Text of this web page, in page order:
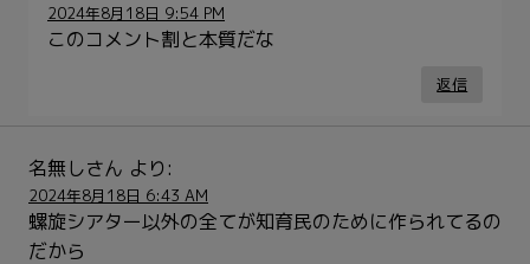
2024年8月18日 9:54 PM
このコメント割と本質だな
返信
名無しさん より:
2024年8月18日 6:43 AM
螺旋シアター以外の全てが知育民のために作られてるの
だから